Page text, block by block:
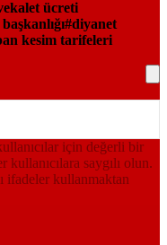
ücreti
diyanet
kesim tarifeleri
için değerli bir
saygılı olun.
ifadeler kullanmaktan